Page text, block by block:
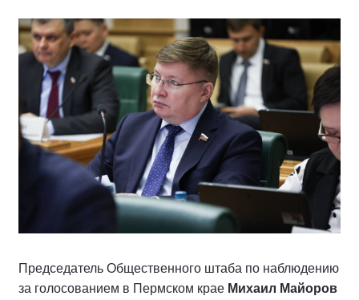
Председатель Общественного штаба по наблюдению
за голосованием в Пермском крае Михаил Майоров